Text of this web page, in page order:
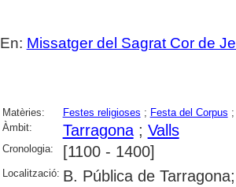
En: Missatger del Sagrat Cor de
Matèries: Festes religioses ; Festa del Corpus
Àmbit:
Tarragona; Valls
Cronologia: [1100 - 1400]
Localització: B. Pública de